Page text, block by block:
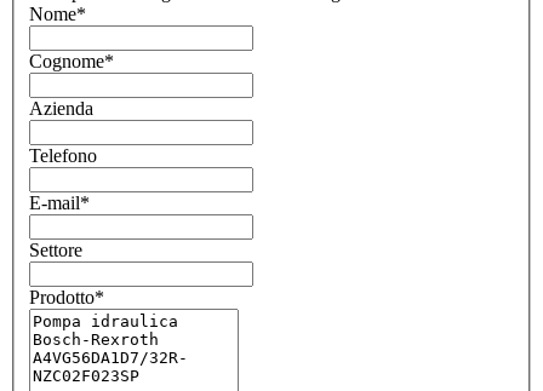
Nome*
Cognome*
Azienda
Telefono
E-mail*
Settore
Prodotto*